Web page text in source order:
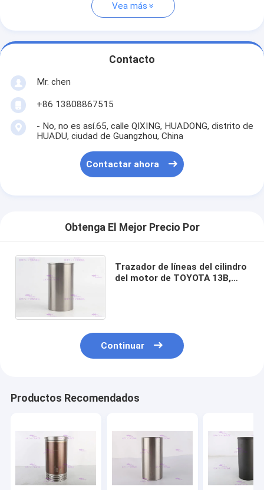
Vea más
Contacto
Mr. chen
+86 13808867515
- No, no es así.65, calle QIXING, HUADONG, distrito de
HUADU, ciudad de Guangzhou, China
Contactar ahora
Obtenga El Mejor Precio Por
Trazador de líneas del cilindro
del motor de TOYOTA 13B,
Continuar
Productos Recomendados